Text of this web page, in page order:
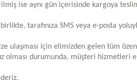
ise aynı gün içerisinde kargoya
tarafınıza SMS veya e-posta
ulaşması için elimizden gelen tüm
olması durumunda, müşteri hizmetleri